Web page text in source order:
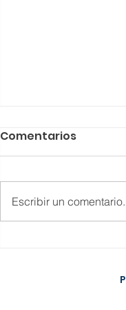
2025: Cómo
Comentarios
Escribir un